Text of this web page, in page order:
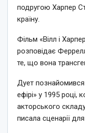
подругою Харпер
країну.
Фільм «Вілл і
розповідає
те, що вона
Дует
ефірі» у 1995
акторського
писала сценарії